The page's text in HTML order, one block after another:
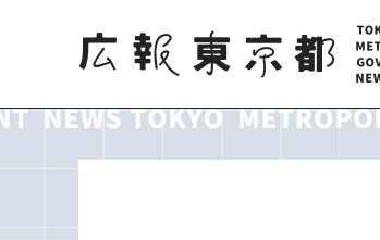
広報東京都